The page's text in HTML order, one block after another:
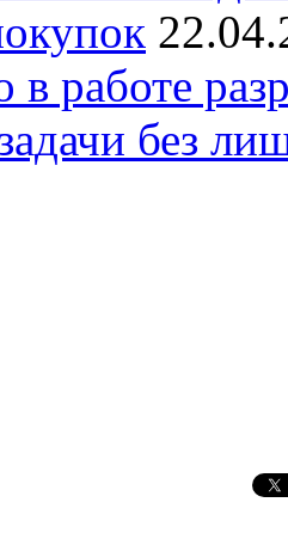
в работе
без